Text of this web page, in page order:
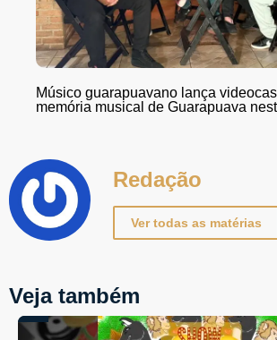
Músico guarapuavano lança
memória musical de Guarapuava
Redação
Ver todas as matérias
Veja também